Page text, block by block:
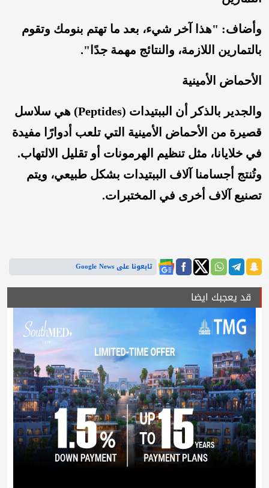
وأضاف: "هذا آخر شيء، بعد ما تهتم بنومك وتقوم
بالتمارين اللازمة، والنتائج مهمة جدًا".
الأحماض الأمينية
والجدير بالذكر أن الببتيدات (Peptides) هي سلاسل
قصيرة من الأحماض الأمينية التي تلعب أدوارًا مفيدة
في خلايانا، مثل تنظيم الهرمونات أو تقليل الالتهاب.
وتُنتج أجسامنا آلاف الببتيدات بشكل طبيعي، ويتم
تصنيع آلاف أخرى في المختبرات.
تابعونا على Google News
قد يعجبك ايضا